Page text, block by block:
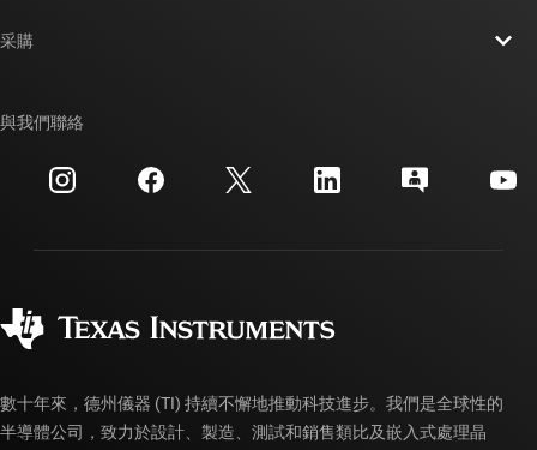
投資人關系
製造
交互參考搜索
客戶支援中心
myTI 帳戶常見問題解答
采購
訂購 FAQ
與我們聯絡
數十年來，德州儀器 (TI) 持續不懈地推動科技進步。我們是全球性的
半導體公司，致力於設計、製造、測試和銷售類比及嵌入式處理晶